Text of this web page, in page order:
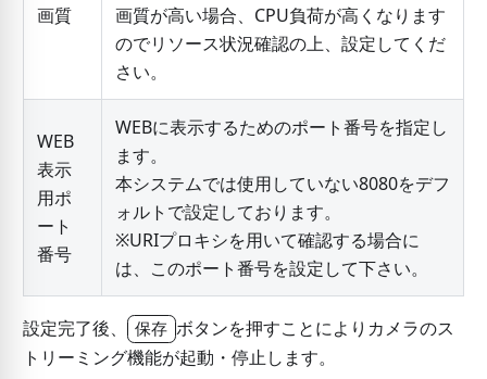
画質
画質が高い場合、CPU負荷が高くなります
のでリソース状況確認の上、設定してくだ
さい。
WEB
表示
用ポ
ート
番号
WEBに表示するためのポート番号を指定し
ます。
本システムでは使用していない8080をデフ
ォルトで設定しております。
※URIプロキシを用いて確認する場合に
は、このポート番号を設定して下さい。
設定完了後、 保存 ボタンを押すことによりカメラのス
トリーミング機能が起動・停止します。